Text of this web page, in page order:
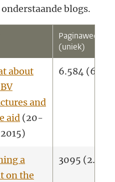
blogs.
(uniek)
about
and
aid (20-
6.584
a
on the
3095 (2.753)